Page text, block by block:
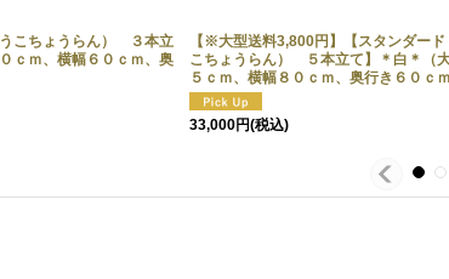
こちょうらん） ３本立
ｃｍ、横幅６０ｃｍ、奥
【※大型送料3,800円】【スタンダー
こちょうらん） ５本立て】＊白＊（
５ｃｍ、横幅８０ｃｍ、奥行き６０ｃ
33,000円(税込)